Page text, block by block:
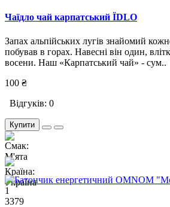
Чаїдло чай карпатський ЇDLO
Запах альпійських лугів знайомий
побував в горах. Навесні він один,
восени. Наш «Карпатський чай» - сум..
100 ₴
Відгуків: 0
Купити
1
3379